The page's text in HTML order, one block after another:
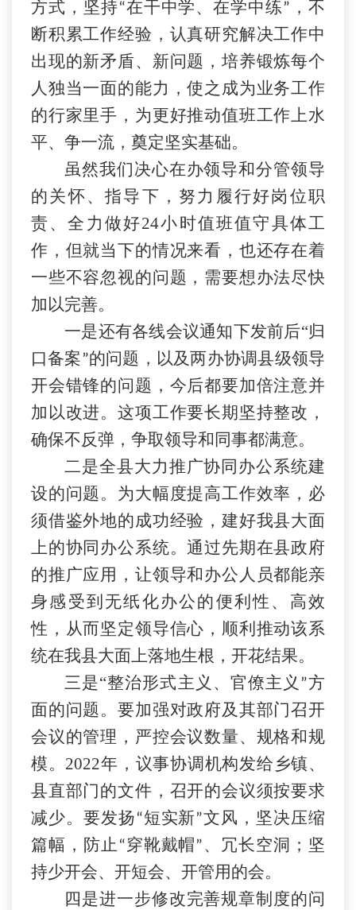
方式，坚持“在干中学、在学中练” ，不
断积累工作经验，认真研究解决工作中
出现的新矛盾、新问题，培养锻炼每个
人独当一面的能力，使之成为业务工作
的行家里手，为更好推动值班工作上水
平、争一流，奠定坚实基础。
虽然我们决心在办领导和分管领导
的关怀、指导下，努力履行好岗位职
责、全力做好24小时值班值守具体工
作，但就当下的情况来看，也还存在着
一些不容忽视的问题，需要想办法尽快
加以完善。
一是还有各线会议通知下发前后“归
口备案”的问题，以及两办协调县级领导
开会错锋的问题，今后都要加倍注意并
加以改进。这项工作要长期坚持整改，
确保不反弹，争取领导和同事都满意。
二是全县大力推广协同办公系统建
设的问题。为大幅度提高工作效率，必
须借鉴外地的成功经验，建好我县大面
上的协同办公系统。通过先期在县政府
的推广应用，让领导和办公人员都能亲
身感受到无纸化办公的便利性、高效
性，从而坚定领导信心，顺利推动该系
统在我县大面上落地生根，开花结果。
三是“整治形式主义、官僚主义 ”方
面的问题。要加强对政府及其部门召开
会议的管理，严控会议数量、规格和规
模。2022年，议事协调机构发给乡镇、
县直部门的文件，召开的会议须按要求
减少。要发扬“短实新”文风，坚决压缩
篇幅，防止“穿靴戴帽”、冗长空洞；坚
持少开会、开短会、开管用的会。
四是进一步修改完善规章制度的问